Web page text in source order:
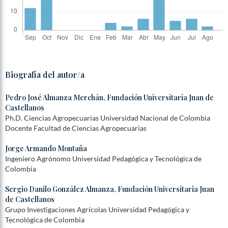
Biografía del autor/a
Pedro José Almanza Merchán, Fundación Universitaria Juan de
Castellanos
Ph.D. Ciencias Agropecuarias Universidad Nacional de Colombia
Docente Facultad de Ciencias Agropecuarias
Jorge Armando Montaña
Ingeniero Agrónomo Universidad Pedagógica y Tecnológica de
Colombia
Sergio Danilo González Almanza, Fundación Universitaria Juan
de Castellanos
Grupo Investigaciones Agrícolas Universidad Pedagógica y
Tecnológica de Colombia